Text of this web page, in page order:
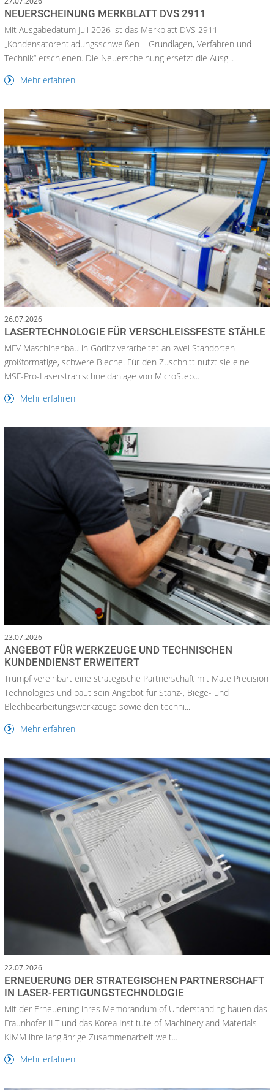
NEUERSCHEINUNG MERKBLATT DVS 2911
Mit Ausgabedatum Juli 2026 ist das Merkblatt DVS 2911
„Kondensatorentladungsschweißen – Grundlagen, Verfahren und
Technik“ erschienen. Die Neuerscheinung ersetzt die Ausg...
Mehr erfahren
26.07.2026
LASERTECHNOLOGIE FÜR VERSCHLEISSFESTE STÄHLE
MFV Maschinenbau in Görlitz verarbeitet an zwei Standorten
großformatige, schwere Bleche. Für den Zuschnitt nutzt sie eine
MSF-Pro-Laserstrahlschneidanlage von MicroStep...
Mehr erfahren
23.07.2026
ANGEBOT FÜR WERKZEUGE UND TECHNISCHEN
KUNDENDIENST ERWEITERT
Trumpf vereinbart eine strategische Partnerschaft mit Mate Precision
Technologies und baut sein Angebot für Stanz-, Biege- und
Blechbearbeitungswerkzeuge sowie den techni...
Mehr erfahren
22.07.2026
ERNEUERUNG DER STRATEGISCHEN PARTNERSCHAFT
IN LASER-FERTIGUNGSTECHNOLOGIE
Mit der Erneuerung ihres Memorandum of Understanding bauen das
Fraunhofer ILT und das Korea Institute of Machinery and Materials
KIMM ihre langjährige Zusammenarbeit weit...
Mehr erfahren